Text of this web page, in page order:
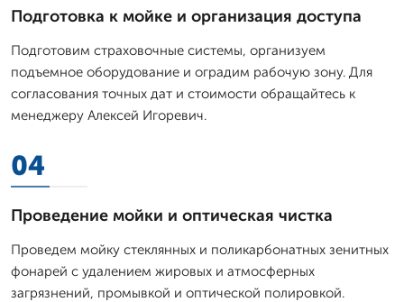
Подготовка к мойке и организация доступа
Подготовим страховочные системы, организуем
подъемное оборудование и оградим рабочую зону. Для
согласования точных дат и стоимости обращайтесь к
менеджеру Алексей Игоревич.
04
Проведение мойки и оптическая чистка
Проведем мойку стеклянных и поликарбонатных зенитных
фонарей с удалением жировых и атмосферных
загрязнений, промывкой и оптической полировкой.